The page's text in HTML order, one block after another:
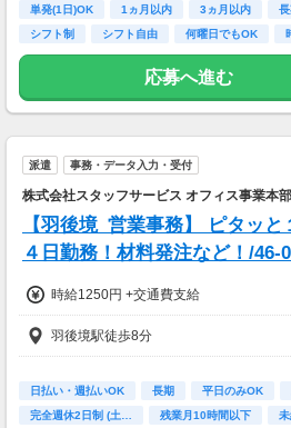
月収15万円～25万円
■主婦Cさん（月100時間程度）
月収20万円以上
現在活躍中のライバーの多くは会社員や
方。
本業や家庭と両立しながら副業として
ています。
通勤時間ゼロだから、本業やプライベ
両立もラクラク♪
単発(1日)OK 1ヵ月以内 3ヵ月以内 長
シフト制
シフト自由 何曜日でもOK
応募へ進む
派遣 事務・データ入力・受付
株式会社スタッフサービス オフィス事業本
【羽後境_営業事務】 ピタッ
４日勤務！材料発注など！/46-
時給1250円 +交通費支給
羽後境駅徒歩8分
日払い・週払いOK 長期 平日のみOK
完全週休2日制 (土…
残業月10時間以下